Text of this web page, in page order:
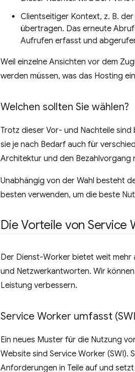
Clientseitiger Kontext, z. B.
übertragen. Das erneute
Aufrufen erfasst und
Weil einzelne Ansichten vor dem
werden müssen, was das Hosting
Welchen sollten Sie wählen?
Trotz dieser Vor- und Nachteile
sie je nach Bedarf auch für
Architektur und den Bezahlvorgang
Unabhängig von der Wahl besteht
besten verwenden, um die beste
Die Vorteile von Service
Der Dienst-Worker bietet weit
und Netzwerkantworten. Wir
Leistung verbessern.
Service Worker umfasst
Ein neues Muster für die Nutzung
Website sind Service Worker (SWI).
Anforderungen in Teile auf und